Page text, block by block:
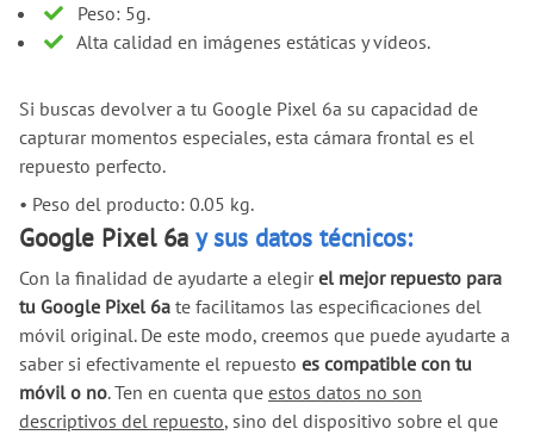
Peso: 5g.
Alta calidad en imágenes estáticas y vídeos.
Si buscas devolver a tu Google Pixel 6a su capacidad de
capturar momentos especiales, esta cámara frontal es el
repuesto perfecto.
• Peso del producto: 0.05 kg.
Google Pixel 6a y sus datos técnicos:
Con la finalidad de ayudarte a elegirel mejor repuesto para
tu Google Pixel 6a te facilitamos las especificaciones del
móvil original. De este modo, creemos que puede ayudarte a
saber si efectivamente el repuesto es compatible con tu
móvil o no. Ten en cuenta que estos datos no son
descriptivos del repuesto, sino del dispositivo sobre el que